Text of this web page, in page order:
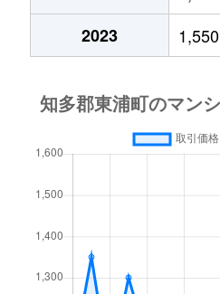
2023
1,550